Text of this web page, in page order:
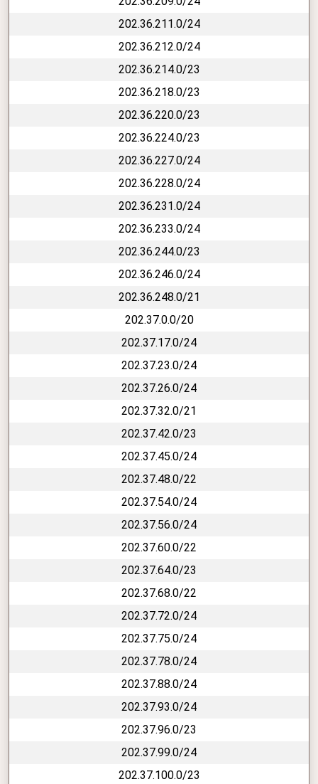
202.36.211.0/24
202.36.212.0/24
202.36.214.0/23
202.36.218.0/23
202.36.220.0/23
202.36.224.0/23
202.36.227.0/24
202.36.228.0/24
202.36.231.0/24
202.36.233.0/24
202.36.244.0/23
202.36.246.0/24
202.36.248.0/21
202.37.0.0/20
202.37.17.0/24
202.37.23.0/24
202.37.26.0/24
202.37.32.0/21
202.37.42.0/23
202.37.45.0/24
202.37.48.0/22
202.37.54.0/24
202.37.56.0/24
202.37.60.0/22
202.37.64.0/23
202.37.68.0/22
202.37.72.0/24
202.37.75.0/24
202.37.78.0/24
202.37.88.0/24
202.37.93.0/24
202.37.96.0/23
202.37.99.0/24
202.37.100.0/23